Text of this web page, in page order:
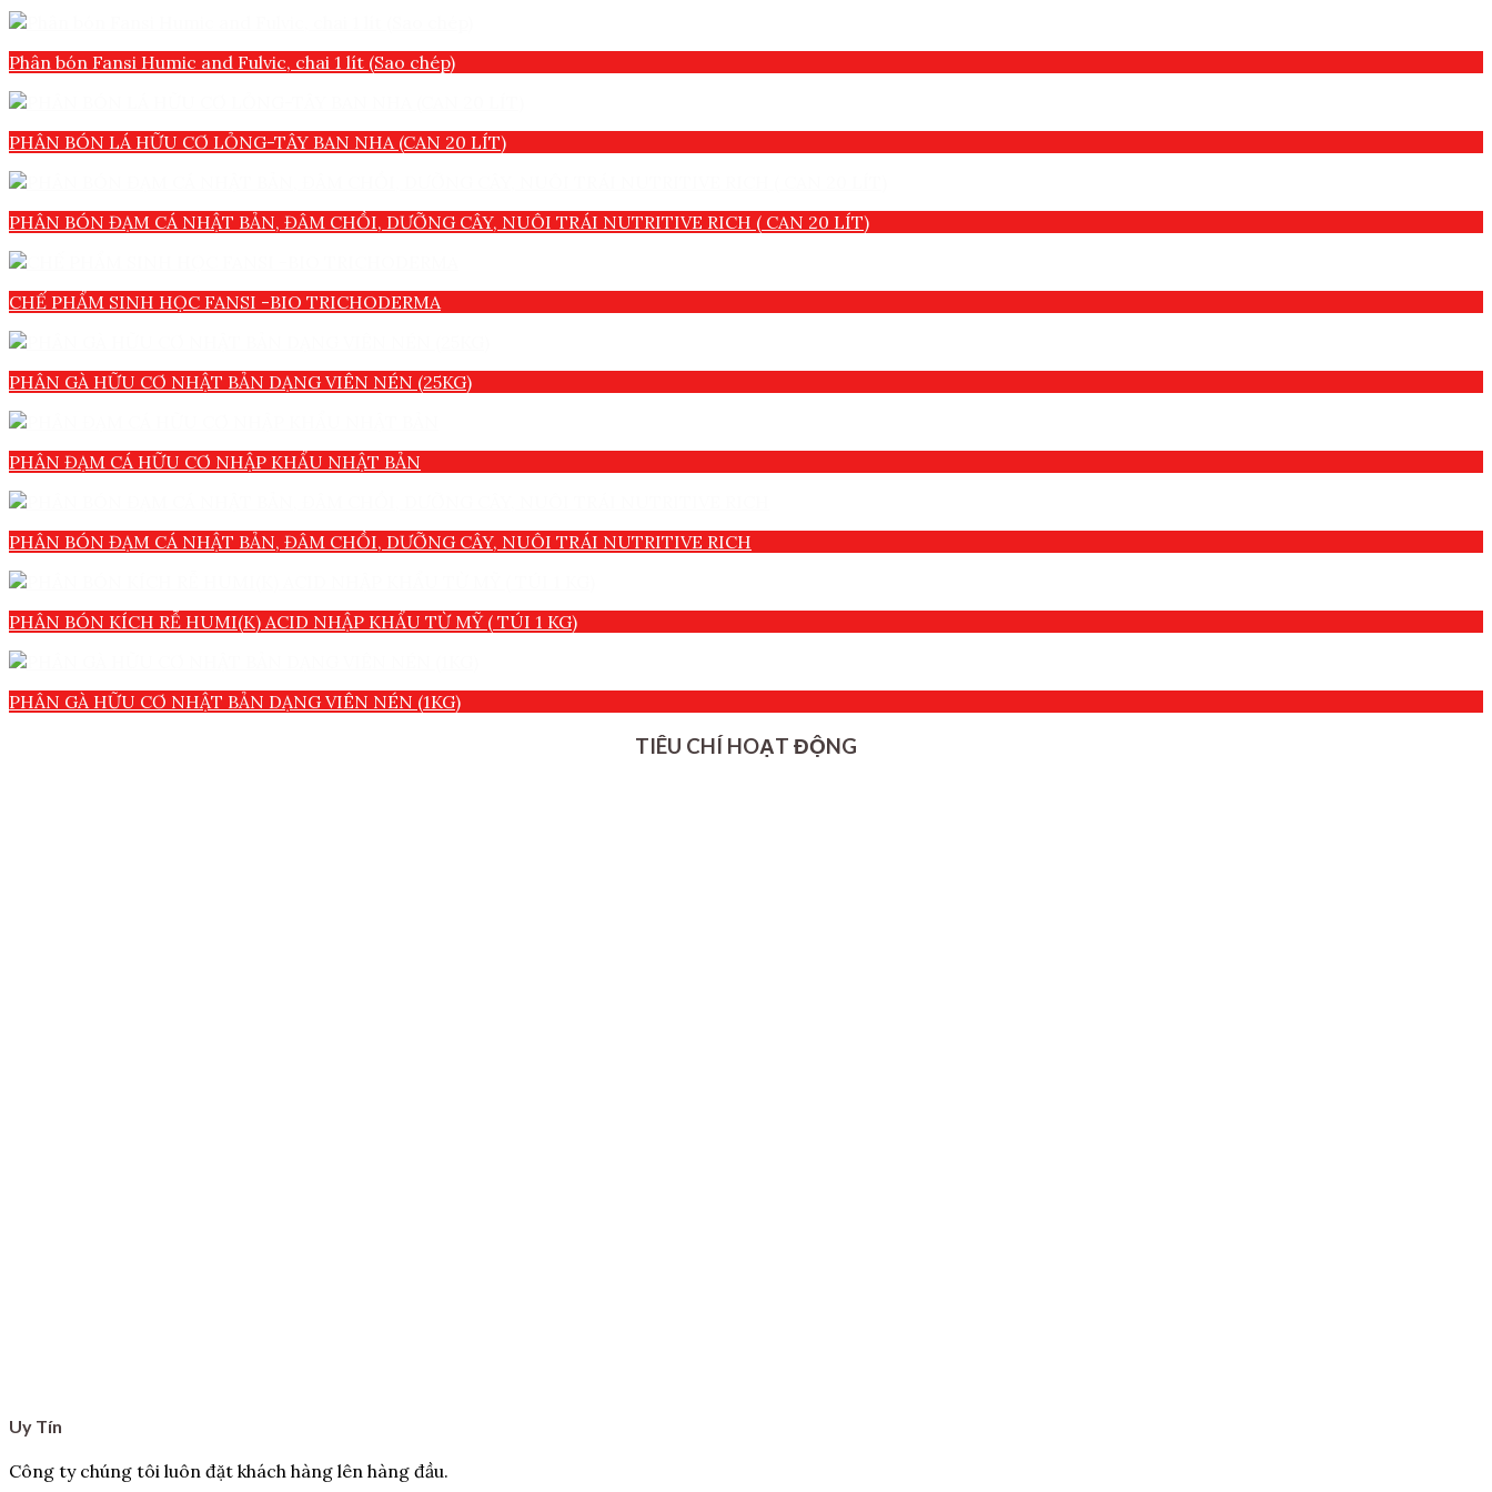
Phân bón Fansi Humic and Fulvic, chai 1 lít (Sao chép)
PHÂN BÓN LÁ HỮU CƠ LỎNG-TÂY BAN NHA (CAN 20 LÍT)
PHÂN BÓN ĐẠM CÁ NHẬT BẢN, ĐÂM CHỒI, DƯỠNG CÂY, NUÔI TRÁI NUTRITIVE RICH ( CAN 20 LÍT)
CHẾ PHẨM SINH HỌC FANSI -BIO TRICHODERMA
PHÂN GÀ HỮU CƠ NHẬT BẢN DẠNG VIÊN NÉN (25KG)
PHÂN ĐẠM CÁ HỮU CƠ NHẬP KHẨU NHẬT BẢN
PHÂN BÓN ĐẠM CÁ NHẬT BẢN, ĐÂM CHỒI, DƯỠNG CÂY, NUÔI TRÁI NUTRITIVE RICH
PHÂN BÓN KÍCH RỄ HUMI(K) ACID NHẬP KHẨU TỪ MỸ ( TÚI 1 KG)
PHÂN GÀ HỮU CƠ NHẬT BẢN DẠNG VIÊN NÉN (1KG)
TIÊU CHÍ HOẠT ĐỘNG
Uy Tín
Công ty chúng tôi luôn đặt khách hàng lên hàng đầu.